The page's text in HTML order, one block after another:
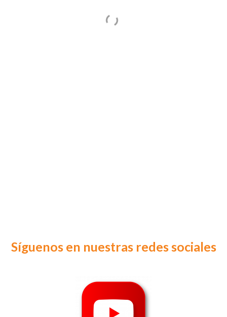
Síguenos en nuestras redes sociales